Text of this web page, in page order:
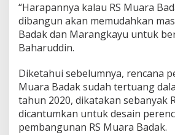
“Harapannya kalau RS Muara
dibangun akan memudahkan
Badak dan Marangkayu untuk
Baharuddin.
Diketahui sebelumnya, rencana
Muara Badak sudah tertuang
tahun 2020, dikatakan sebanyak
dicantumkan untuk desain
pembangunan RS Muara Badak.